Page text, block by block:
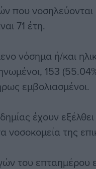
που
71 έτη.
νόσημα ή/και
153
εμβολιασμένοι.
έχουν
της
του επταημέρου